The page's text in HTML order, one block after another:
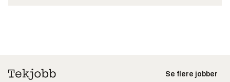
Se flere jobber